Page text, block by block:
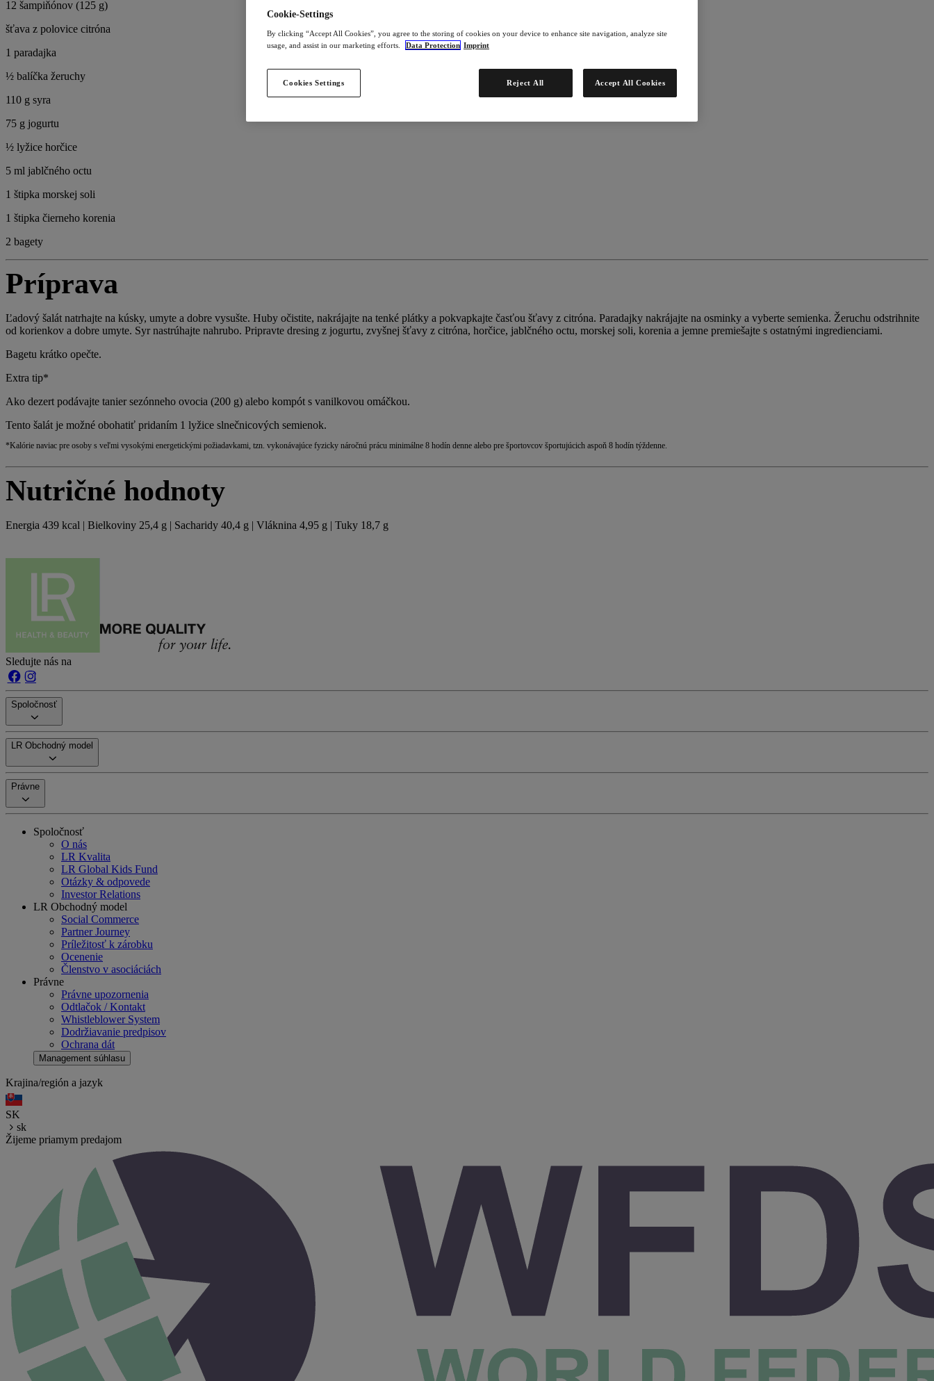
12 šampiňónov (125 g)
šťava z polovice citróna
1 paradajka
½ balíčka žeruchy
110 g syra
75 g jogurtu
½ lyžice horčice
5 ml jablčného octu
1 štipka morskej soli
1 štipka čierneho korenia
2 bagety
Príprava
Ľadový šalát natrhajte na kúsky, umyte a dobre vysušte. Huby očistite, nakrájajte na tenké plátky a pokvapkajte časťou šťavy z citróna. Paradajky nakrájajte na osminky a vyberte semienka. Žeruchu odstrihnite
od korienkov a dobre umyte. Syr nastrúhajte nahrubo. Pripravte dresing z jogurtu, zvyšnej šťavy z citróna, horčice, jablčného octu, morskej soli, korenia a jemne premiešajte s ostatnými ingredienciami.
Bagetu krátko opečte.
Extra tip*
Ako dezert podávajte tanier sezónneho ovocia (200 g) alebo kompót s vanilkovou omáčkou.
Tento šalát je možné obohatiť pridaním 1 lyžice slnečnicových semienok.
*Kalórie naviac pre osoby s veľmi vysokými energetickými požiadavkami, tzn. vykonávajúce fyzicky náročnú prácu minimálne 8 hodín denne alebo pre športovcov športujúcich aspoň 8 hodín týždenne.
Nutričné hodnoty
Energia 439 kcal | Bielkoviny 25,4 g | Sacharidy 40,4 g | Vláknina 4,95 g | Tuky 18,7 g
Sledujte nás na
Spoločnosť
LR Obchodný model
Právne
Spoločnosť
O nás
LR Kvalita
LR Global Kids Fund
Otázky & odpovede
Investor Relations
LR Obchodný model
Social Commerce
Partner Journey
Príležitosť k zárobku
Ocenenie
Členstvo v asociáciách
Právne
Právne upozornenia
Odtlačok / Kontakt
Whistleblower System
Dodržiavanie predpisov
Ochrana dát
Management súhlasu
Krajina/región a jazyk
SK
sk
Žijeme priamym predajom
Cookie-Settings
By clicking “Accept All Cookies”, you agree to the storing of cookies on your device to enhance site navigation, analyze site
usage, and assist in our marketing efforts.
Data Protection Imprint
Cookies Settings Reject All Accept All Cookies